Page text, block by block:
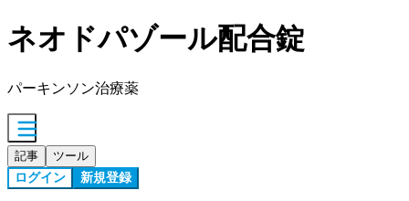
ネオドパゾール配合錠
パーキンソン治療薬
記事 ツール
ログイン 新規登録